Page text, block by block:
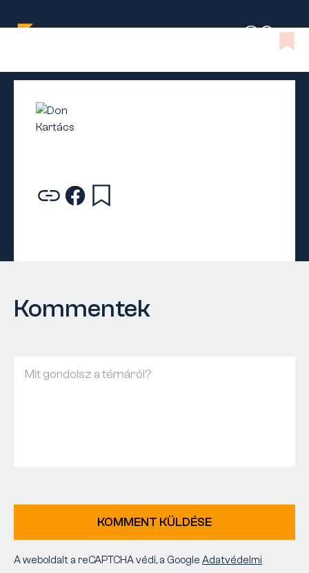
Kommentek
KOMMENT KÜLDÉSE
A weboldalt a reCAPTCHA védi, a Google Adatvédelmi